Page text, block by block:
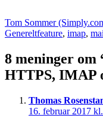
Forfatter
Tom Sommer
GenereltTags
feature, imap,
8 meninger
HTTPS, IMAP
Thomas
16. februar 2017